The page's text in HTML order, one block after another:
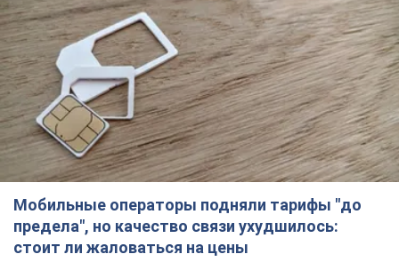
Мобильные операторы подняли тарифы "до
предела", но качество связи ухудшилось:
стоит ли жаловаться на цены